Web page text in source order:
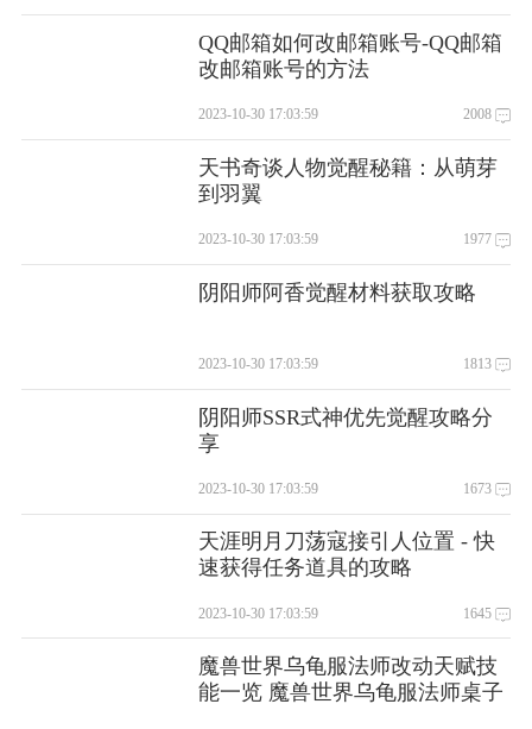
QQ邮箱如何改邮箱账号-QQ邮箱
改邮箱账号的方法
2023-10-30 17:03:59 2008
天书奇谈人物觉醒秘籍：从萌芽
到羽翼
2023-10-30 17:03:59 1977
阴阳师阿香觉醒材料获取攻略
2023-10-30 17:03:59 1813
阴阳师SSR式神优先觉醒攻略分
享
2023-10-30 17:03:59 1673
天涯明月刀荡寇接引人位置 - 快
速获得任务道具的攻略
2023-10-30 17:03:59 1645
魔兽世界乌龟服法师改动天赋技
能一览 魔兽世界乌龟服法师桌子